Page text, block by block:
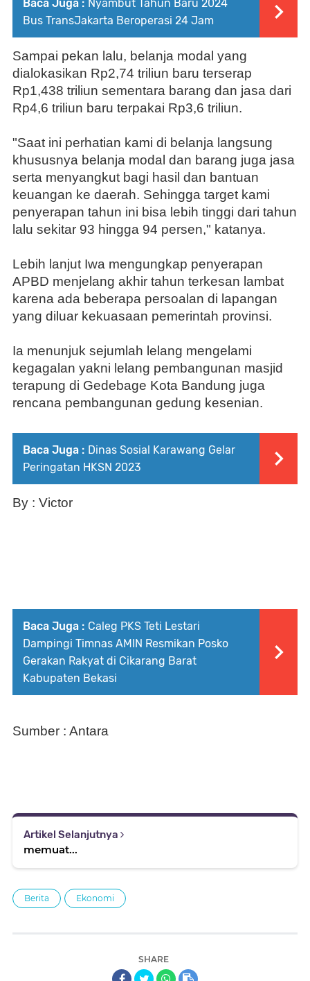
Baca Juga : Nyambut Tahun Baru 2024
Bus TransJakarta Beroperasi 24 Jam
Sampai pekan lalu, belanja modal yang
dialokasikan Rp2,74 triliun baru terserap
Rp1,438 triliun sementara barang dan jasa dari
Rp4,6 triliun baru terpakai Rp3,6 triliun.
"Saat ini perhatian kami di belanja langsung
khususnya belanja modal dan barang juga jasa
serta menyangkut bagi hasil dan bantuan
keuangan ke daerah. Sehingga target kami
penyerapan tahun ini bisa lebih tinggi dari tahun
lalu sekitar 93 hingga 94 persen," katanya.
Lebih lanjut Iwa mengungkap penyerapan
APBD menjelang akhir tahun terkesan lambat
karena ada beberapa persoalan di lapangan
yang diluar kekuasaan pemerintah provinsi.
Ia menunjuk sejumlah lelang mengelami
kegagalan yakni lelang pembangunan masjid
terapung di Gedebage Kota Bandung juga
rencana pembangunan gedung kesenian.
Baca Juga : Dinas Sosial Karawang Gelar
Peringatan HKSN 2023
By : Victor
Baca Juga : Caleg PKS Teti Lestari
Dampingi Timnas AMIN Resmikan Posko
Gerakan Rakyat di Cikarang Barat
Kabupaten Bekasi
Sumber : Antara
Artikel Selanjutnya
memuat...
Berita Ekonomi
SHARE